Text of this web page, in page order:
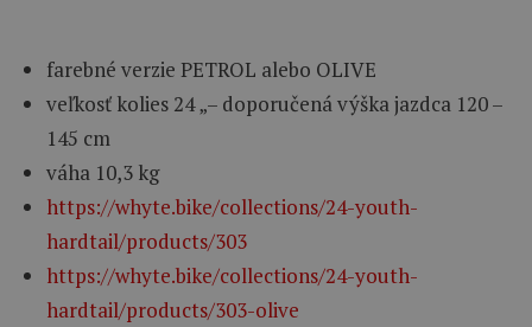
farebné verzie PETROL alebo OLIVE
veľkosť kolies 24„– doporučená výškajazdca 120–
145 cm
váha 10,3 kg
https://whyte.bike/collections/24-youth-
hardtail/products/303
https://whyte.bike/collections/24-youth-
hardtail/products/303-olive